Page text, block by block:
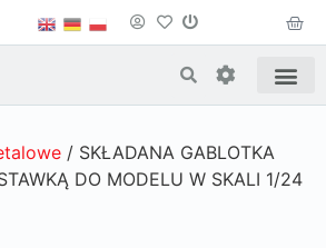
/ SKŁADANA GABLOTKA
DO MODELU W SKALI 1/24